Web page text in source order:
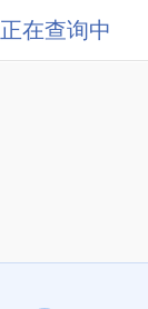
正在查询中